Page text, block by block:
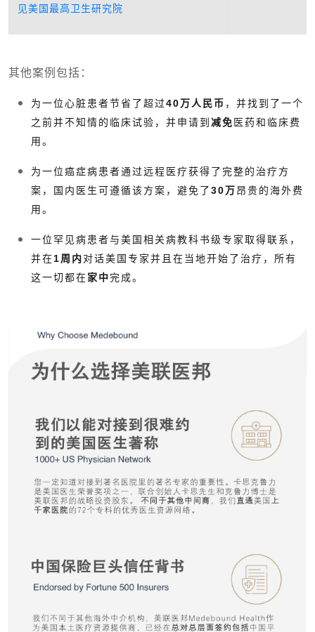
见美国最高卫生研究院
其他案例包括：
为一位心脏患者节省了超过40万人民币 ，并找到了一个
之前并不知情的临床试验，并申请到 减免 医药和临床费
用。
为一位癌症病患者通过远程医疗获得了完整的治疗方
案，国内医生可遵循该方案，避免了30万昂贵的海外费
用。
一位罕见病患者与美国相关病教科书级专家取得联系，
并在1周内对话美国专家并且在当地开始了治疗，所有
这一切都在家中完成。